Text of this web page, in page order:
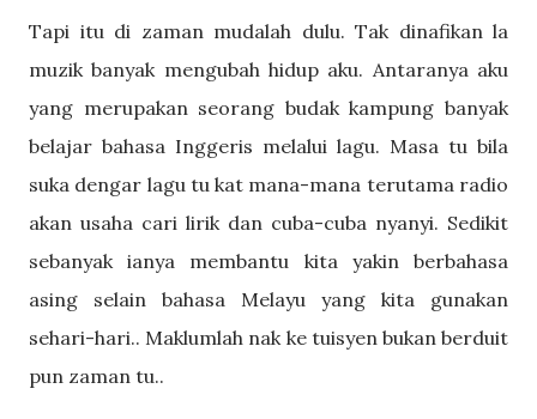
Tapi itu di zaman mudalah dulu. Tak dinafikan la
muzik banyak mengubah hidup aku. Antaranya aku
yang merupakan seorang budak kampung banyak
belajar bahasa Inggeris melalui lagu. Masa tu bila
suka dengar lagu tu kat mana-mana terutama radio
akan usaha cari lirik dan cuba-cuba nyanyi. Sedikit
sebanyak ianya membantu kita yakin berbahasa
asing selain bahasa Melayu yang kita gunakan
sehari-hari.. Maklumlah nak ke tuisyen bukan berduit
pun zaman tu..